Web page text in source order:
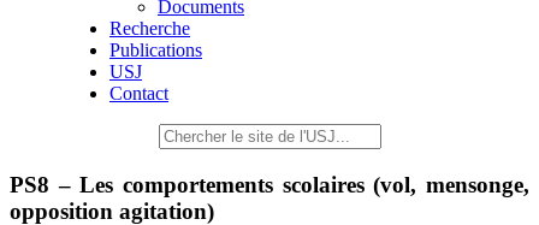
Documents
Recherche
Publications
USJ
Contact
PS8 – Les comportements scolaires (vol, mensonge,
opposition agitation)